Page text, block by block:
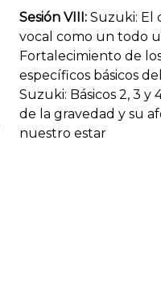
Sesión VIII: Suzuki: El
vocal como un todo
Fortalecimiento de
específicos básicos
Suzuki: Básicos 2, 3 y
de la gravedad y su
nuestro estar